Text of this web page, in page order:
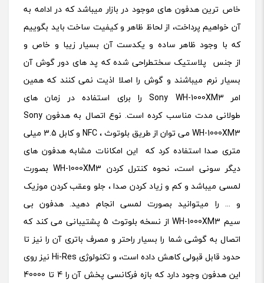
خاص ترین هدفون های موجود در بازار میباشد که در ادامه به
آن خواهیم پرداخت، از لحاظ ظاهر و کیفیت ساخت باید بگوییم
که با وجود ظاهر ساده و یکدست آن بسیار زیبا و خاص و
از جنس پلاستیک سختطراحی شده که پد های دور گوش آن
بسیار نرم میباشند و گوش را اصلا اذیت نمی کنند که همین
امر Sony WH-1000XM3 را برای استفاده در زمان های
طولانی مدت مناسب کرده است.
نوع اتصال به هدفون Sony
WH-1000XM3 می توان از طریق بلوتوث ، NFC و کابل 3.5 میلی
متری صدا استفاده کرد که این امکانات مشابه هدفون های
دیگر سونی است، نحوه کنترل کردن WH-1000XM3 بصورت
لمسی میباشد و کم و زیاد کردن صدا ، جلو وعقب کردن موزیک
و ... را میتوانید بصورت لمسی انجام دهید. هدفون بی
سیم WH-1000XM3 از نسخه بلوتوث 5 پشتیبانی می کند که
اتصال به گوشی شما را بسیار راحتر و مصرف باتری آن را نیز تا
حدود قابل قبولی کاهش داده است، و تکنولوژی Hi-Res نیز روی
این هدفون وجود دارد که بازه فرکانسی پخش آن را 4 تا 40000